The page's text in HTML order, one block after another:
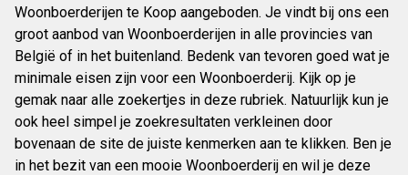
Woonboerderijen te Koop aangeboden. Je vindt bij ons een
groot aanbod van Woonboerderijen in alle provincies van
België of in het buitenland. Bedenk van tevoren goed wat je
minimale eisen zijn voor een Woonboerderij. Kijk op je
gemak naar alle zoekertjes in deze rubriek. Natuurlijk kun je
ook heel simpel je zoekresultaten verkleinen door
bovenaan de site de juiste kenmerken aan te klikken. Ben je
in het bezit van een mooie Woonboerderij en wil je deze